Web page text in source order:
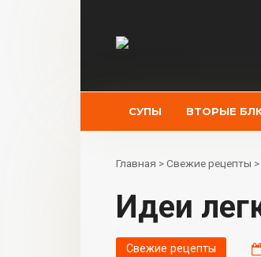
СУПЫ ВТОРЫЕ
Главная >Свежие рецепты >
Идеи
Свежие рецепты